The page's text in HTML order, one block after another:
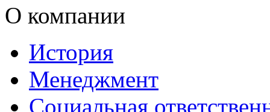
О компании
История
Менеджмент
Социальная